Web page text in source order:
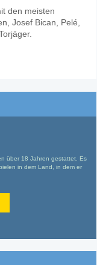
den meisten
Josef Bican, Pelé,
über 18 Jahren gestattet. Es
in dem Land, in dem er